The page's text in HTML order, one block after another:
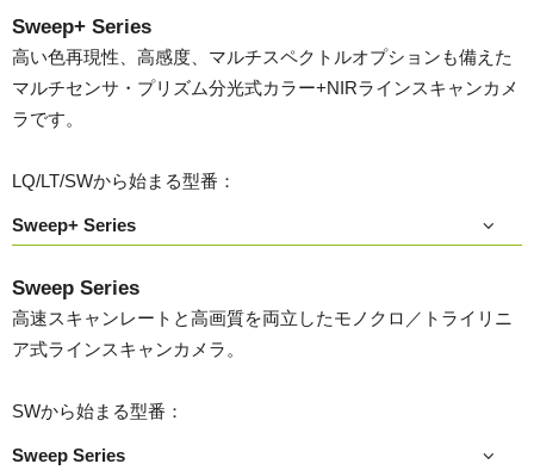
Sweep+ Series
高い色再現性、高感度、マルチスペクトルオプションも備えた
マルチセンサ・プリズム分光式カラー+NIRラインスキャンカメ
ラです。
LQ/LT/SWから始まる型番：
Sweep+ Series
Sweep Series
高速スキャンレートと高画質を両立したモノクロ／トライリニ
ア式ラインスキャンカメラ。
SWから始まる型番：
Sweep Series